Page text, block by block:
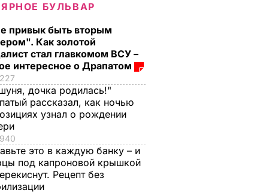
БУЛЬВАР
привык быть вторым
Как золотой
стал главкомом ВСУ –
интересное о Драпатом
дочка родилась!"
рассказал, как ночью
узнал о рождении
это в каждую банку – и
под капроновой крышкой
Рецепт без